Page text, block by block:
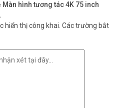
Màn hình tương tác 4K 75 inch
hiển thị công khai. Các trường bắt